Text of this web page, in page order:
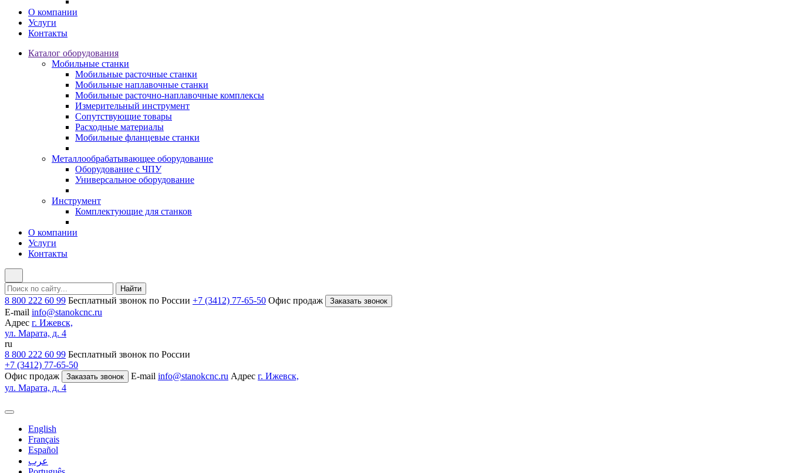
О компании
Услуги
Контакты
Каталог оборудования
Мобильные станки
Мобильные расточные станки
Мобильные наплавочные станки
Мобильные расточно-наплавочные комплексы
Измерительный инструмент
Сопутствующие товары
Расходные материалы
Мобильные фланцевые станки
Металлообрабатывающее оборудование
Оборудование с ЧПУ
Универсальное оборудование
Инструмент
Комплектующие для станков
О компании
Услуги
Контакты
8 800 222 60 99 Бесплатный звонок по России +7 (3412) 77-65-50 Офис продаж Заказать звонок
E-mail info@stanokcnc.ru
Адрес г. Ижевск,
ул. Марата, д. 4
ru
8 800 222 60 99 Бесплатный звонок по России
+7 (3412) 77-65-50
Офис продаж
Заказать звонок E-mail info@stanokcnc.ru Адрес г. Ижевск,
ул. Марата, д. 4
English
Français
Español
عرب